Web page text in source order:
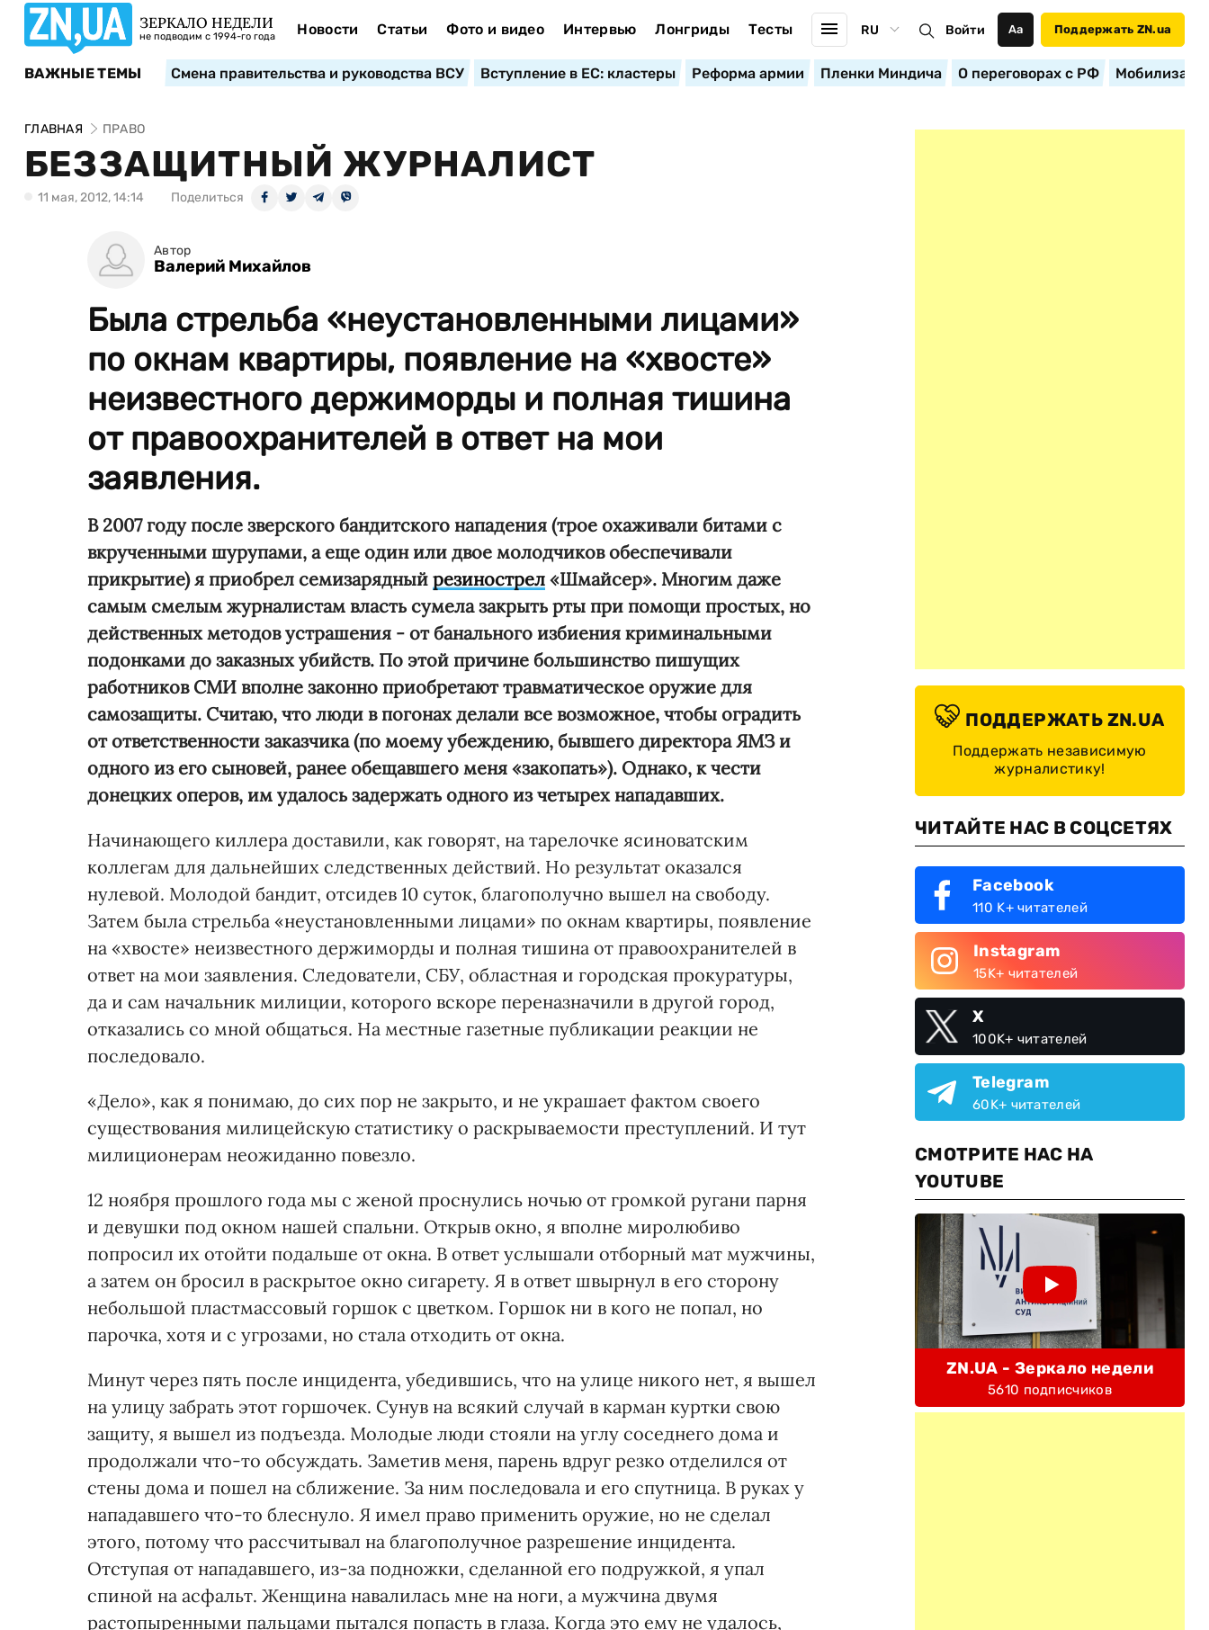
ЗЕРКАЛО НЕДЕЛИ
не подводим с 1994-го года Новости Статьи Фото и видео Интервью Лонгриды Тесты RU Войти Аа Поддержать ZN.ua
ВАЖНЫЕ ТЕМЫ Смена правительства и руководства ВСУ Вступление в ЕС: кластеры Реформа армии Пленки Миндича О переговорах с РФ
ГЛАВНАЯ ПРАВО
БЕЗЗАЩИТНЫЙ ЖУРНАЛИСТ
11 мая, 2012, 14:14 Поделиться
Автор
Валерий Михайлов
Была стрельба «неустановленными лицами»
по окнам квартиры, появление на «хвосте»
неизвестного держиморды и полная тишина
от правоохранителей в ответ на мои
заявления.
В 2007 году после зверского бандитского нападения (трое охаживали битами с
вкрученными шурупами, а еще один или двое молодчиков обеспечивали
прикрытие) я приобрел семизарядный резинострел «Шмайсер». Многим даже
самым смелым журналистам власть сумела закрыть рты при помощи простых, но
действенных методов устрашения - от банального избиения криминальными
подонками до заказных убийств. По этой причине большинство пишущих
работников СМИ вполне законно приобретают травматическое оружие для
самозащиты. Считаю, что люди в погонах делали все возможное, чтобы оградить
от ответственности заказчика (по моему убеждению, бывшего директора ЯМЗ и
одного из его сыновей, ранее обещавшего меня «закопать»). Однако, к чести
донецких оперов, им удалось задержать одного из четырех нападавших.
Начинающего киллера доставили, как говорят, на тарелочке ясиноватским
коллегам для дальнейших следственных действий. Но результат оказался
нулевой. Молодой бандит, отсидев 10 суток, благополучно вышел на свободу.
Затем была стрельба «неустановленными лицами» по окнам квартиры, появление
на «хвосте» неизвестного держиморды и полная тишина от правоохранителей в
ответ на мои заявления. Следователи, СБУ, областная и городская прокуратуры,
да и сам начальник милиции, которого вскоре переназначили в другой город,
отказались со мной общаться. На местные газетные публикации реакции не
последовало.
«Дело», как я понимаю, до сих пор не закрыто, и не украшает фактом своего
существования милицейскую статистику о раскрываемости преступлений. И тут
милиционерам неожиданно повезло.
12 ноября прошлого года мы с женой проснулись ночью от громкой ругани парня
и девушки под окном нашей спальни. Открыв окно, я вполне миролюбиво
попросил их отойти подальше от окна. В ответ услышали отборный мат мужчины,
а затем он бросил в раскрытое окно сигарету. Я в ответ швырнул в его сторону
небольшой пластмассовый горшок с цветком. Горшок ни в кого не попал, но
парочка, хотя и с угрозами, но стала отходить от окна.
Минут через пять после инцидента, убедившись, что на улице никого нет, я вышел
на улицу забрать этот горшочек. Сунув на всякий случай в карман куртки свою
защиту, я вышел из подъезда. Молодые люди стояли на углу соседнего дома и
продолжали что-то обсуждать. Заметив меня, парень вдруг резко отделился от
стены дома и пошел на сближение. За ним последовала и его спутница. В руках у
нападавшего что-то блеснуло. Я имел право применить оружие, но не сделал
этого, потому что рассчитывал на благополучное разрешение инцидента.
Отступая от нападавшего, из-за подножки, сделанной его подружкой, я упал
спиной на асфальт. Женщина навалилась мне на ноги, а мужчина двумя
растопыренными пальцами пытался попасть в глаза. Когда это ему не удалось,
ПОДДЕРЖАТЬ ZN.UA
Поддержать независимую
журналистику!
ЧИТАЙТЕ НАС В СОЦСЕТЯХ
Facebook
110 K+ читателей
Instagram
15K+ читателей
X
100K+ читателей
Telegram
60K+ читателей
СМОТРИТЕ НАС НА
YOUTUBE
ZN.UA - Зеркало недели
5610 подписчиков